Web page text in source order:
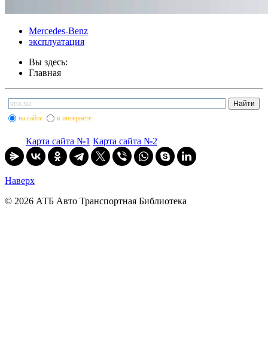
Mercedes-Benz
эксплуатация
Вы здесь:
Главная
на сайте в интернете
Карта сайта №1 Карта сайта №2
Наверх
© 2026 АТБ Авто Транспортная Библиотека